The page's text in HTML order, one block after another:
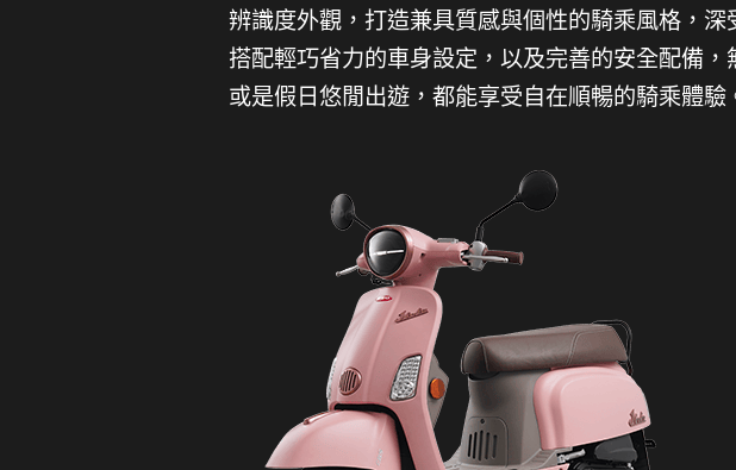
辨識度外觀，打造兼具質感與個性的騎乘風格，深
搭配輕巧省力的車身設定，以及完善的安全配備，
或是假日悠閒出遊，都能享受自在順暢的騎乘體驗